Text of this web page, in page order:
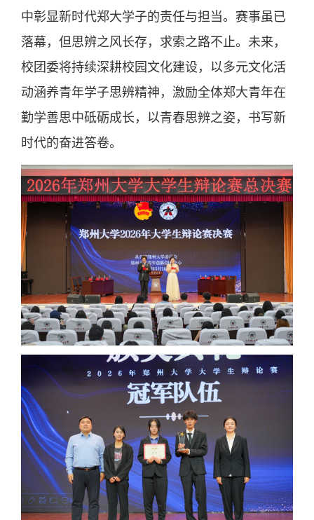
中彰显新时代郑大学子的责任与担当。赛事虽已
落幕，但思辨之风长存，求索之路不止。未来，
校团委将持续深耕校园文化建设，以多元文化活
动涵养青年学子思辨精神，激励全体郑大青年在
勤学善思中砥砺成长，以青春思辨之姿，书写新
时代的奋进答卷。